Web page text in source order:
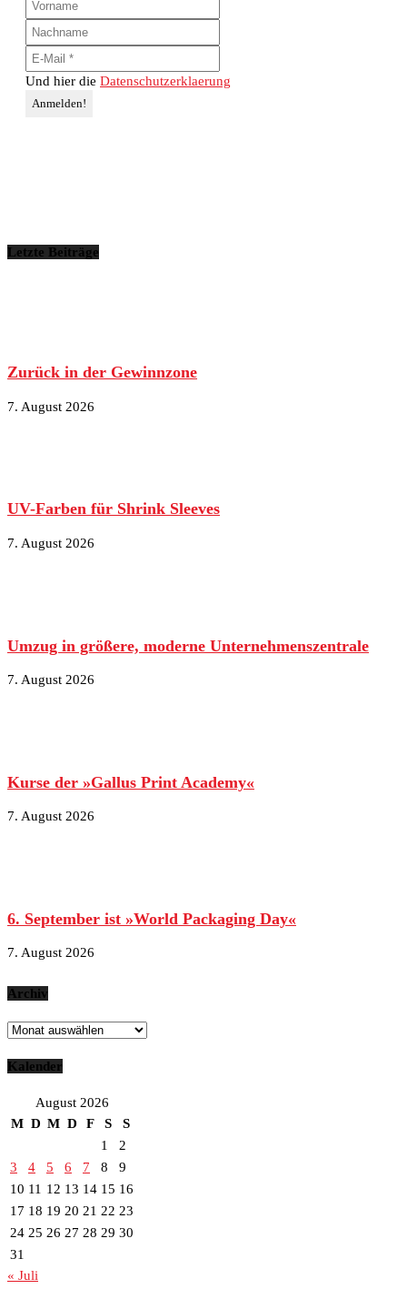
Und hier die Datenschutzerklaerung
Letzte Beiträge
Zurück in der Gewinnzone
7. August 2026
UV-Farben für Shrink Sleeves
7. August 2026
Umzug in größere, moderne Unternehmenszentrale
7. August 2026
Kurse der »Gallus Print Academy«
7. August 2026
6. September ist »World Packaging Day«
7. August 2026
Archiv
Archiv
Kalender
August 2026
M D M D F S
S
1
2
3
4 5 6 7 8
9
10 11 12 13 14 15 16
17 18 19 20 21 22 23
24 25 26 27 28 29 30
31
« Juli